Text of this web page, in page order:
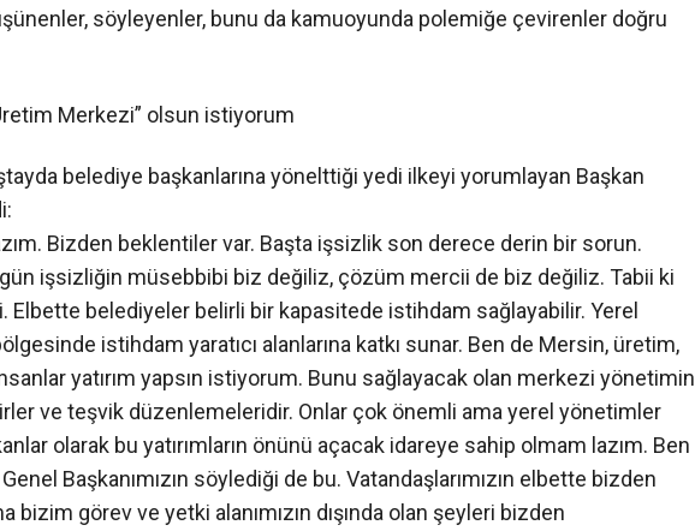
söyleyenler, bunu da kamuoyunda polemiğe çevirenler doğru
Merkezi” olsun istiyorum
belediye başkanlarına yönelttiği yedi ilkeyi yorumlayan Başkan
Bizden beklentiler var. Başta işsizlik son derece derin bir sorun.
işsizliğin müsebbibi biz değiliz, çözüm mercii de biz değiliz. Tabii ki
Elbette belediyeler belirli bir kapasitede istihdam sağlayabilir. Yerel
istihdam yaratıcı alanlarına katkı sunar. Ben de Mersin, üretim,
yatırım yapsın istiyorum. Bunu sağlayacak olan merkezi yönetimin
ve teşvik düzenlemeleridir. Onlar çok önemli ama yerel yönetimler
olarak bu yatırımların önünü açacak idareye sahip olmam lazım. Ben
Başkanımızın söylediği de bu. Vatandaşlarımızın elbette bizden
bizim görev ve yetki alanımızın dışında olan şeyleri bizden